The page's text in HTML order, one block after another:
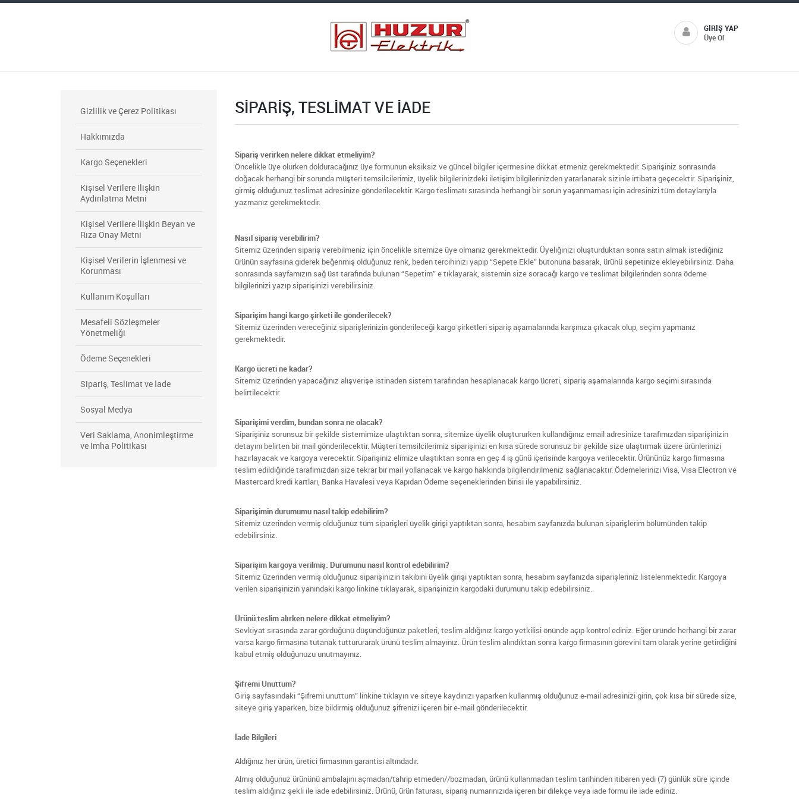
GIRIŞ YAP
Üye Ol
Gizlilik ve Çerez Politikası
Hakkımızda
Kargo Seçenekleri
Kişisel Verilere İlişkin
Aydınlatma Metni
Kişisel Verilere İlişkin Beyan ve
Rıza Onay Metni
Kişisel Verilerin İşlenmesi ve
Korunması
Kullanım Koşulları
Mesafeli Sözleşmeler
Yönetmeliği
Ödeme Seçenekleri
Sipariş, Teslimat ve İade
Sosyal Medya
Veri Saklama, Anonimleştirme
ve İmha Politikası
SIPARIŞ, TESLIMAT VE İADE
Sipariş verirken nelere dikkat etmeliyim?
Öncelikle üye olurken dolduracağınız üye formunun eksiksiz ve güncel bilgiler içermesine dikkat etmeniz gerekmektedir. Siparişiniz sonrasında
doğacak herhangi bir sorunda müşteri temsilcilerimiz, üyelik bilgilerinizdeki iletişim bilgilerinizden yararlanarak sizinle irtibata geçecektir. Siparişiniz,
girmiş olduğunuz teslimat adresinize gönderilecektir. Kargo teslimatı sırasında herhangi bir sorun yaşanmaması için adresinizi tüm detaylarıyla
yazmanız gerekmektedir.
Nasıl sipariş verebilirim?
Sitemiz üzerinden sipariş verebilmeniz için öncelikle sitemize üye olmanız gerekmektedir. Üyeliğinizi oluşturduktan sonra satın almak istediğiniz
ürünün sayfasına giderek beğenmiş olduğunuz renk, beden tercihinizi yapıp “Sepete Ekle” butonuna basarak, ürünü sepetinize ekleyebilirsiniz. Daha
sonrasında sayfamızın sağ üst tarafında bulunan “Sepetim” e tıklayarak, sistemin size soracağı kargo ve teslimat bilgilerinden sonra ödeme
bilgilerinizi yazıp siparişinizi verebilirsiniz.
Siparişim hangi kargo şirketi ile gönderilecek?
Sitemiz üzerinden vereceğiniz siparişlerinizin gönderileceği kargo şirketleri sipariş aşamalarında karşınıza çıkacak olup, seçim yapmanız
gerekmektedir.
Kargo ücreti ne kadar?
Sitemiz üzerinden yapacağınız alışverişe istinaden sistem tarafından hesaplanacak kargo ücreti, sipariş aşamalarında kargo seçimi sırasında
belirtilecektir.
Siparişimi verdim, bundan sonra ne olacak?
Siparişiniz sorunsuz bir şekilde sistemimize ulaştıktan sonra, sitemize üyelik oluştururken kullandığınız email adresinize tarafımızdan siparişinizin
detayını belirten bir mail gönderilecektir. Müşteri temsilcilerimiz siparişinizi en kısa sürede sorunsuz bir şekilde size ulaştırmak üzere ürünlerinizi
hazırlayacak ve kargoya verecektir. Siparişiniz elimize ulaştıktan sonra en geç 4 iş günü içerisinde kargoya verilecektir. Ürününüz kargo firmasına
teslim edildiğinde tarafımızdan size tekrar bir mail yollanacak ve kargo hakkında bilgilendirilmeniz sağlanacaktır. Ödemelerinizi Visa, Visa Electron ve
Mastercard kredi kartları, Banka Havalesi veya Kapıdan Ödeme seçeneklerinden birisi ile yapabilirsiniz.
Siparişimin durumumu nasıl takip edebilirim?
Sitemiz üzerinden vermiş olduğunuz tüm siparişleri üyelik girişi yaptıktan sonra, hesabım sayfanızda bulunan siparişlerim bölümünden takip
edebilirsiniz.
Siparişim kargoya verilmiş. Durumunu nasıl kontrol edebilirim?
Sitemiz üzerinden vermiş olduğunuz siparişinizin takibini üyelik girişi yaptıktan sonra, hesabım sayfanızda siparişleriniz listelenmektedir. Kargoya
verilen siparişinizin yanındaki kargo linkine tıklayarak, siparişinizin kargodaki durumunu takip edebilirsiniz.
Ürünü teslim alırken nelere dikkat etmeliyim?
Sevkiyat sırasında zarar gördüğünü düşündüğünüz paketleri, teslim aldığınız kargo yetkilisi önünde açıp kontrol ediniz. Eğer üründe herhangi bir zarar
varsa kargo firmasına tutanak tuttururarak ürünü teslim almayınız. Ürün teslim alındıktan sonra kargo firmasının görevini tam olarak yerine getirdiğini
kabul etmiş olduğunuzu unutmayınız.
Şifremi Unuttum?
Giriş sayfasındaki “Şifremi unuttum” linkine tıklayın ve siteye kaydınızı yaparken kullanmış olduğunuz e-mail adresinizi girin, çok kısa bir sürede size,
siteye giriş yaparken, bize bildirmiş olduğunuz şifrenizi içeren bir e-mail gönderilecektir.
İade Bilgileri
Aldığınız her ürün, üretici firmasının garantisi altındadır.
Almış olduğunuz ürününü ambalajını açmadan/tahrip etmeden//bozmadan, ürünü kullanmadan teslim tarihinden itibaren yedi (7) günlük süre içinde
teslim aldığınız şekli ile iade edebilirsiniz. Ürünü, ürün faturası, sipariş numarınızıda içeren bir dilekçe veya iade formu ile iade ediniz.